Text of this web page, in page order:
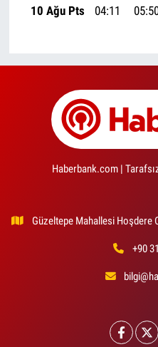
10 Ağu Pts
04:11
Haberbank.com |
Güzeltepe Mahallesi
+90